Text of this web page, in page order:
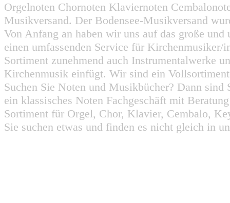
Orgelnoten Chornoten Klaviernoten
Musikversand. Der Bodensee-Musikversand
Von Anfang an haben wir uns auf das große
einen umfassenden Service für
Sortiment zunehmend auch Instrumentalwerke
Kirchenmusik einfügt. Wir sind ein
Suchen Sie Noten und Musikbücher? Dann
ein klassisches Noten Fachgeschäft mit
Sortiment für Orgel, Chor, Klavier, Cembalo,
Sie suchen etwas und finden es nicht gleich in